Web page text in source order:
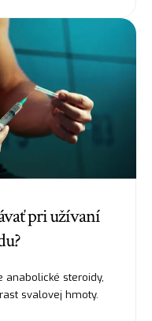
pri užívaní
steroidy,
svalovej hmoty.